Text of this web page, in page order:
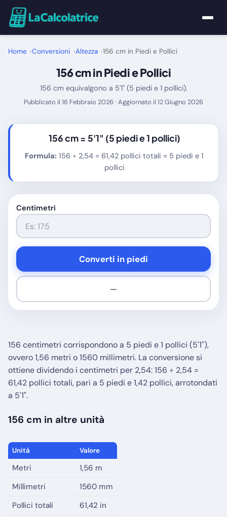
Home
Calcolatrici
Matematica
Tutte le Calcolatrici
Blog
Home Conversioni Altezza 156 cm in Piedi e Pollici
156 cm in Piedi e Pollici
156 cm equivalgono a 5'1" (5 piedi e 1 pollici).
Pubblicato il 16 Febbraio 2026 · Aggiornato il 12 Giugno 2026
156 cm = 5'1" (5 piedi e 1 pollici)
Formula: 156 ÷ 2,54 = 61,42 pollici totali = 5 piedi e 1
pollici
Centimetri
Converti in piedi
—
156 centimetri corrispondono a 5 piedi e 1 pollici (5'1"),
ovvero 1,56 metri o 1560 millimetri. La conversione si
ottiene dividendo i centimetri per 2,54: 156 ÷ 2,54 =
61,42 pollici totali, pari a 5 piedi e 1,42 pollici, arrotondati
a 5'1".
156 cm in altre unità
Unità Valore
Metri
1,56 m
Millimetri
1560 mm
Pollici totali
61,42 in